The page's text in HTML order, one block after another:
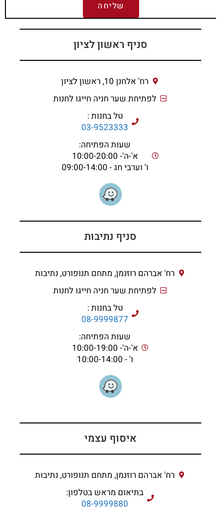
שליחה
סניף ראשון לציון
רח' אלחנן 10, ראשון לציון
לפתיחת שער חניה חייגו לחנות
טל בחנות :
03-9523333
שעות הפתיחה:
א'-ה'- 10:00-20:00
ו' וערבי חג - 09:00-14:00
סניף נתיבות
רח' אברהם רוזנמן, מתחם תנופורט, נתיבות
לפתיחת שער חניה חייגו לחנות
טל בחנות :
08-9999877
שעות הפתיחה:
א'-ה'- 10:00-19:00
ו' - 10:00-14:00
איסוף עצמי
רח' אברהם רוזנמן, מתחם תנופורט, נתיבות
בתיאום מראש בטלפון:
08-9999880